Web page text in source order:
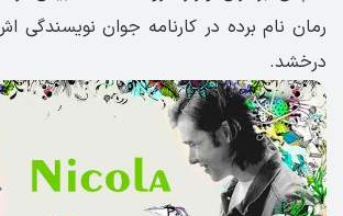
رمان نام برده در کارنامه جوان
درخشد.